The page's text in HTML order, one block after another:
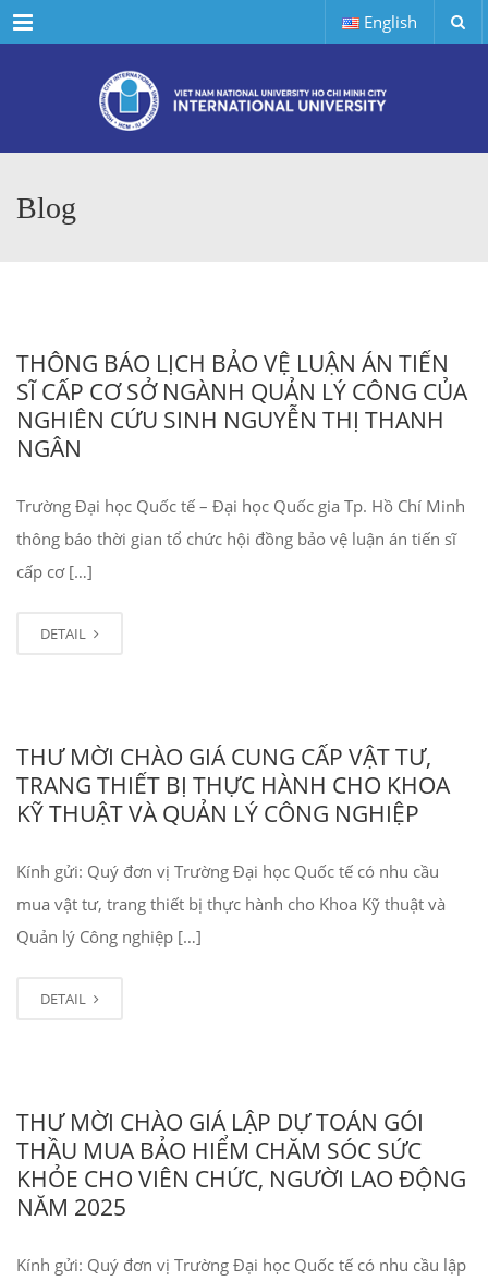
Menu English
Blog
THÔNG BÁO LỊCH BẢO VỆ LUẬN ÁN TIẾN
SĨ CẤP CƠ SỞ NGÀNH QUẢN LÝ CÔNG CỦA
NGHIÊN CỨU SINH NGUYỄN THỊ THANH
NGÂN
Trường Đại học Quốc tế – Đại học Quốc gia Tp. Hồ Chí Minh
thông báo thời gian tổ chức hội đồng bảo vệ luận án tiến sĩ
cấp cơ […]
DETAIL
THƯ MỜI CHÀO GIÁ CUNG CẤP VẬT TƯ,
TRANG THIẾT BỊ THỰC HÀNH CHO KHOA
KỸ THUẬT VÀ QUẢN LÝ CÔNG NGHIỆP
Kính gửi: Quý đơn vị Trường Đại học Quốc tế có nhu cầu
mua vật tư, trang thiết bị thực hành cho Khoa Kỹ thuật và
Quản lý Công nghiệp […]
DETAIL
THƯ MỜI CHÀO GIÁ LẬP DỰ TOÁN GÓI
THẦU MUA BẢO HIỂM CHĂM SÓC SỨC
KHỎE CHO VIÊN CHỨC, NGƯỜI LAO ĐỘNG
NĂM 2025
Kính gửi: Quý đơn vị Trường Đại học Quốc tế có nhu cầu lập